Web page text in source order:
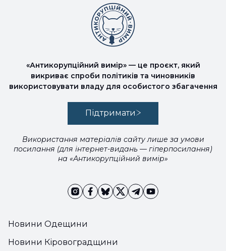
Новини Одещини
Новини Кіровоградщини
«Антикорупційний вимір» — це проєкт, який
викриває спроби політиків та чиновників
використовувати владу для особистого збагачення
Підтримати
Використання матеріалів сайту лише за умови
посилання (для інтернет-видань — гіперпосилання)
на «Антикорупційний вимір»